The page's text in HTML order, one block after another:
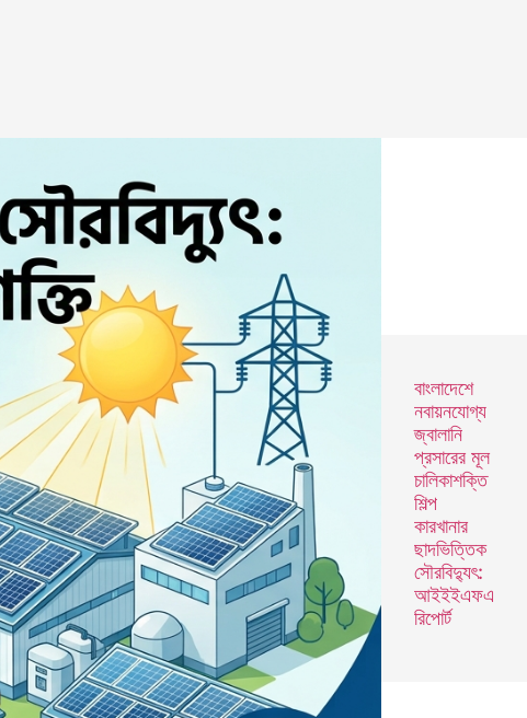
বাংলাদেশে
নবায়নযোগ্য
জ্বালানি
প্রসারের মূল
চালিকাশক্তি
শিল্প
কারখানার
ছাদভিত্তিক
সৌরবিদ্যুৎ:
আইইইএফএ
রিপোর্ট